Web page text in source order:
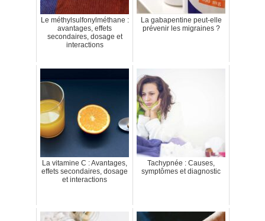
Le méthylsulfonylméthane :
avantages, effets
secondaires, dosage et
interactions
La gabapentine peut-elle
prévenir les migraines ?
La vitamine C : Avantages,
effets secondaires, dosage
et interactions
Tachypnée : Causes,
symptômes et diagnostic